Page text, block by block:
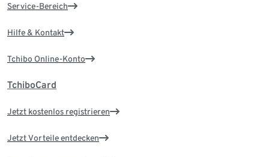
Service-Bereich
Hilfe & Kontakt
Tchibo Online-Konto
TchiboCard
Jetzt kostenlos registrieren
Jetzt Vorteile entdecken